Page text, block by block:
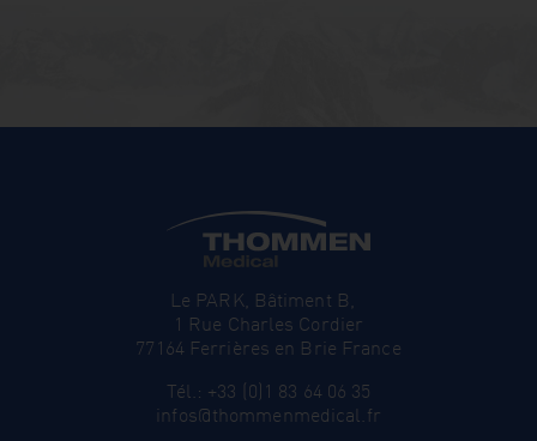
Le PARK, Bâtiment B,
1 Rue Charles Cordier
77164 Ferrières en Brie France
Tél.: +33 (0)1 83 64 06 35
infos@thommenmedical.fr